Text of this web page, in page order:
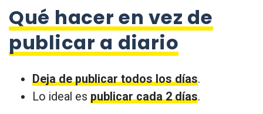
Qué hacer en vez de
publicar a diario
Deja de publicar todos los días.
Lo ideal es publicar cada 2 días.